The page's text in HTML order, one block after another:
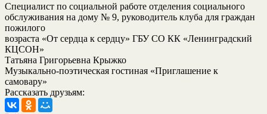
Специалист по социальной работе отделения социального
обслуживания на дому № 9, руководитель клуба для граждан
пожилого
возраста «От сердца к сердцу» ГБУ СО КК «Ленинградский
КЦСОН»
Татьяна Григорьевна Крыжко
Музыкально-поэтическая гостиная «Приглашение к
самовару»
Рассказать друзьям: